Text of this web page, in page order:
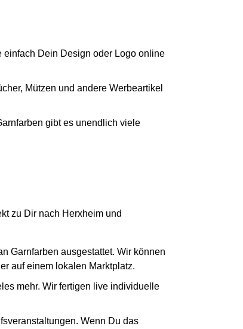
einfach Dein Design oder Logo online
Mützen und andere Werbeartikel
gibt es unendlich viele
zu Dir nach Herxheim und
Garnfarben ausgestattet. Wir können
auf einem lokalen Marktplatz.
mehr. Wir fertigen live individuelle
Wenn Du das